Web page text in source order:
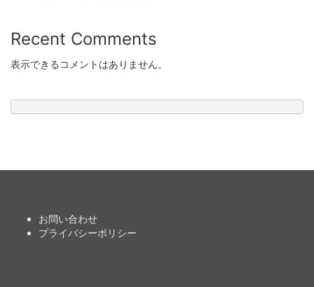
Recent Comments
表示できるコメントはありません。
お問い合わせ
プライバシーポリシー